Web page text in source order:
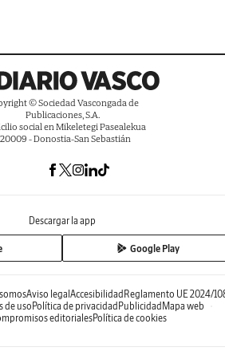
© Sociedad Vascongada de
Publicaciones, S.A.
social en Mikeletegi Pasealekua
20009 - Donostia-San Sebastián
Descargar la app
Google Play
Aviso legal Accesibilidad Reglamento UE 2024/
de usoPolítica de privacidad Publicidad Mapa web
editorialesPolítica de cookies